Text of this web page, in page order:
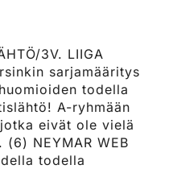
3V. LIIGA
sarjamääritys
todella
A-ryhmään
eivät ole vielä
NEYMAR WEB
todella